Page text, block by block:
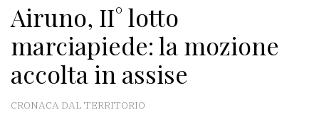
Associazioni
Meteo
CONTATTI
Airuno, II° lotto
marciapiede: la mozione
accolta in assise
CRONACA DAL TERRITORIO